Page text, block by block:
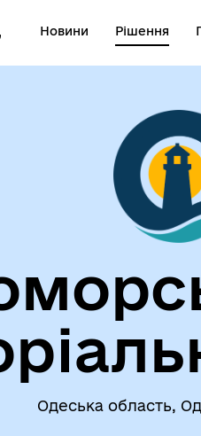
Новини Рішення
комісії)
Одеська область,